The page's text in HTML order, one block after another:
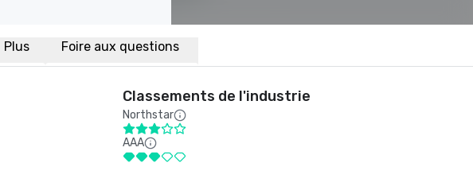
Plus Foire aux questions
Classements de l'industrie
Northstar
AAA